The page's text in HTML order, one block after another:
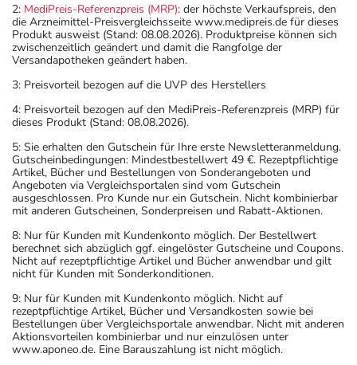
2: MediPreis-Referenzpreis (MRP): der höchste Verkaufspreis, den
die Arzneimittel-Preisvergleichsseite www.medipreis.de für dieses
Produkt ausweist (Stand: 08.08.2026). Produktpreise können sich
zwischenzeitlich geändert und damit die Rangfolge der
Versandapotheken geändert haben.
3: Preisvorteil bezogen auf die UVP des Herstellers
4: Preisvorteil bezogen auf den MediPreis-Referenzpreis (MRP) für
dieses Produkt (Stand: 08.08.2026).
5: Sie erhalten den Gutschein für Ihre erste Newsletteranmeldung.
Gutscheinbedingungen: Mindestbestellwert 49 €. Rezeptpflichtige
Artikel, Bücher und Bestellungen von Sonderangeboten und
Angeboten via Vergleichsportalen sind vom Gutschein
ausgeschlossen. Pro Kunde nur ein Gutschein. Nicht kombinierbar
mit anderen Gutscheinen, Sonderpreisen und Rabatt-Aktionen.
8: Nur für Kunden mit Kundenkonto möglich. Der Bestellwert
berechnet sich abzüglich ggf. eingelöster Gutscheine und Coupons.
Nicht auf rezeptpflichtige Artikel und Bücher anwendbar und gilt
nicht für Kunden mit Sonderkonditionen.
9: Nur für Kunden mit Kundenkonto möglich. Nicht auf
rezeptpflichtige Artikel, Bücher und Versandkosten sowie bei
Bestellungen über Vergleichsportale anwendbar. Nicht mit anderen
Aktionsvorteilen kombinierbar und nur einzulösen unter
www.aponeo.de. Eine Barauszahlung ist nicht möglich.